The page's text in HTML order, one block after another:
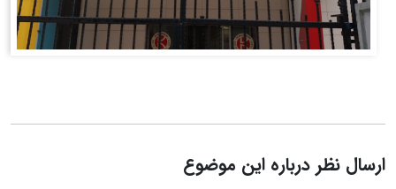
ارسال نظر درباره این موضوع